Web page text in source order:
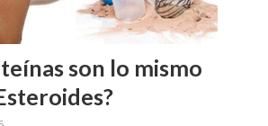
son lo mismo